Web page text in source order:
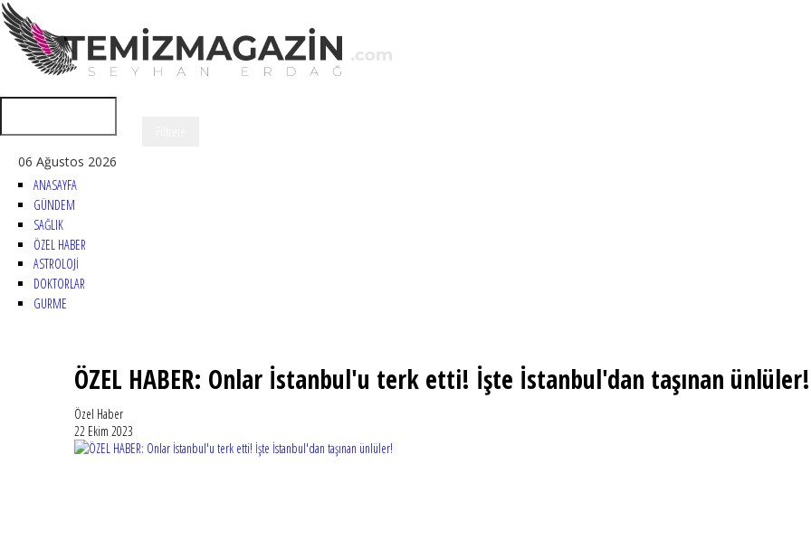
06 Ağustos 2026
ANASAYFA
GÜNDEM
SAĞLIK
ÖZEL HABER
ASTROLOJİ
DOKTORLAR
GURME
ÖZEL HABER: Onlar İstanbul'u terk etti! İşte İstanbul'dan taşınan ünlüler!
Özel Haber
22 Ekim 2023